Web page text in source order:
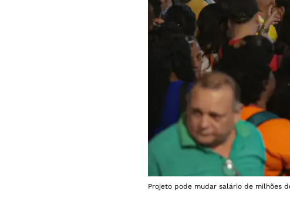
Projeto pode mudar salário de milhões